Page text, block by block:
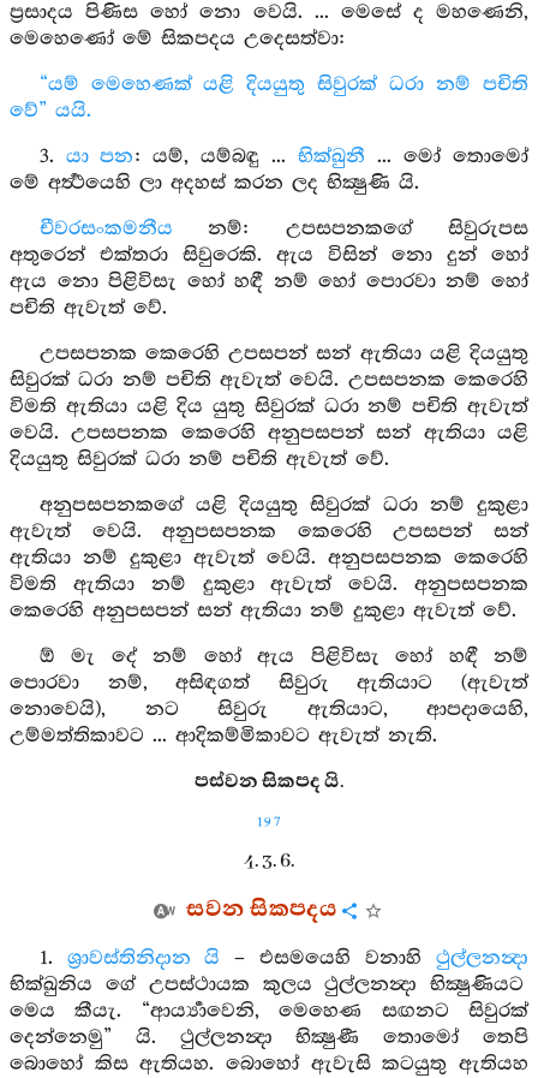
ප්‍රසාදය පිණිස හෝ නො වෙයි. ... මෙසේ ද මහණෙනි,
මෙහෙණෝ මේ සිකපදය උදෙසත්වා:
“යම් මෙහෙණක් යළි දියයුතු සිවුරක් ධරා නම් පචිති
වේ” යයි.
3. යා පන: යම්, යම්බඳු ...භික්ඛුනී ... මෝ තොමෝ
මේ අර්‍ත්‍ථයෙහි ලා අදහස් කරන ලද භික්‍ෂුණි යි.
චීවරසංකමනීය නම්: උපසපනකගේ සිවුරුපස
අතුරෙන් එක්තරා සිවුරෙකි. ඇය විසින් නො දුන් හෝ
ඇය නො පිළිවිසැ හෝ හඳී නම් හෝ පොරවා නම් හෝ
පචිති ඇවැත් වේ.
උපසපනක කෙරෙහි උපසපන් සන් ඇතියා යළි දියයුතු
සිවුරක් ධරා නම් පචිති ඇවැත් වෙයි. උපසපනක කෙරෙහි
විමති ඇතියා යළි දිය යුතු සිවුරක් ධරා නම් පචිති ඇවැත්
වෙයි. උපසපනක කෙරෙහි අනුපසපන් සන් ඇතියා යළි
දියයුතු සිවුරක් ධරා නම් පචිති ඇවැත් වේ.
අනුපසපනකගේ යළි දියයුතු සිවුරක් ධරා නම් දුකුළා
ඇවැත් වෙයි. අනුපසපනක කෙරෙහි උපසපන් සන්
ඇතියා නම් දුකුළා ඇවැත් වෙයි. අනුපසපනක කෙරෙහි
විමති ඇතියා නම් දුකුළා ඇවැත් වෙයි. අනුපසපනක
කෙරෙහි අනුපසපන් සන් ඇතියා නම් දුකුළා ඇවැත් වේ.
ඕ මැ දේ නම් හෝ ඇය පිළිවිසැ හෝ හඳී නම්
පොරවා නම්, අසිඳගත් සිවුරු ඇතියාට (ඇවැත්
නොවෙයි), නට සිවුරු ඇතියාට, ආපදායෙහි,
උම්මත්තිකාවට ... ආදිකම්මිකාවට ඇවැත් නැති.
පස්වන සිකපද යි.
197
4. 3. 6.
සවන සිකපදය
1. ශ්‍රාවස්තිනිදාන යි – එසමයෙහි වනාහිථුල්ලනන්‍දා
භික්ඛුනිය ගේ උපස්ථායක කුලය ථුල්ලනන්‍දා භික්‍ෂුණියට
මෙය කීයැ. “ආර්‍ය්‍යාවෙනි, මෙහෙණ සඟනට සිවුරක්
දෙන්නෙමු” යි. ථුල්ලනන්‍දා භික්‍ෂුණී තොමෝ තෙපි
බොහෝ කිස ඇතියහ. බොහෝ ඇවැසි කටයුතු ඇතියහ